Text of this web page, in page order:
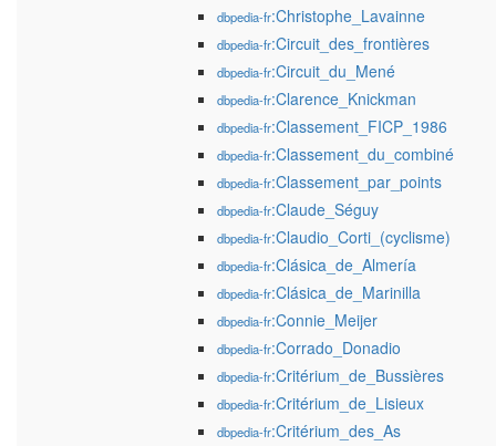
dbpedia-fr:Christophe_Lavainne
dbpedia-fr:Circuit_des_frontières
dbpedia-fr:Circuit_du_Mené
dbpedia-fr:Clarence_Knickman
dbpedia-fr:Classement_FICP_1986
dbpedia-fr:Classement_du_combiné
dbpedia-fr:Classement_par_points
dbpedia-fr:Claude_Séguy
dbpedia-fr:Claudio_Corti_(cyclisme)
dbpedia-fr:Clásica_de_Almería
dbpedia-fr:Clásica_de_Marinilla
dbpedia-fr:Connie_Meijer
dbpedia-fr:Corrado_Donadio
dbpedia-fr:Critérium_de_Bussières
dbpedia-fr:Critérium_de_Lisieux
dbpedia-fr:Critérium_des_As